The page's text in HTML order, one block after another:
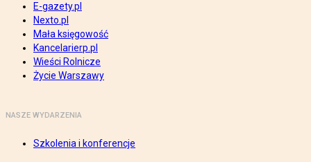
E-gazety.pl
Nexto.pl
Mała księgowość
Kancelarierp.pl
Wieści Rolnicze
Życie Warszawy
NASZE WYDARZENIA
Szkolenia i konferencje